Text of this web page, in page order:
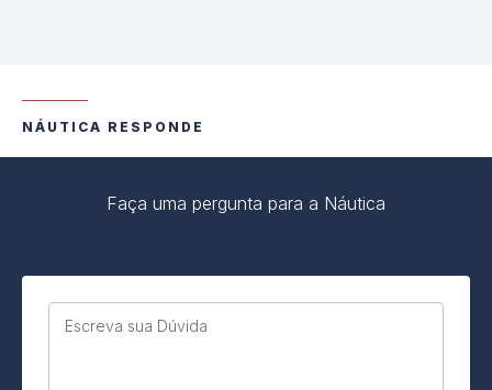
NÁUTICA RESPONDE
Faça uma pergunta para a Náutica
Escreva sua Dúvida